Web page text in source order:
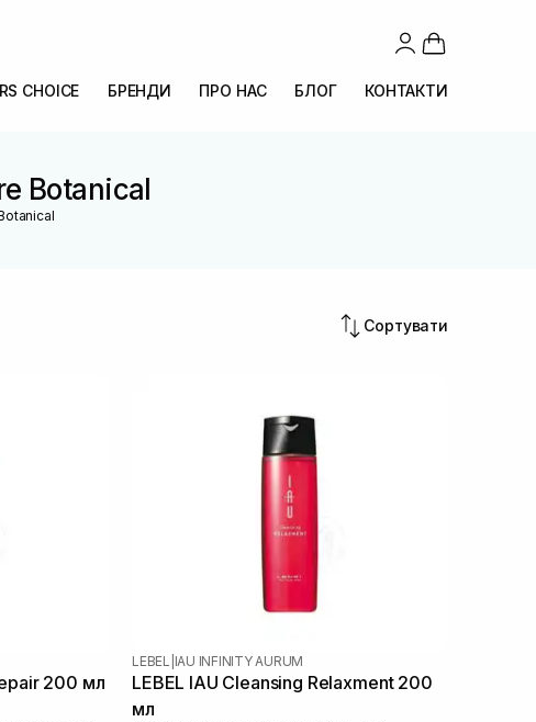
CHOICE БРЕНДИ ПРО НАС БЛОГ КОНТАКТИ
Botanical
Сортувати
200 мл
LEBEL IAU INFINITY AURUM
LEBEL IAU Cleansing Relaxment 200
мл